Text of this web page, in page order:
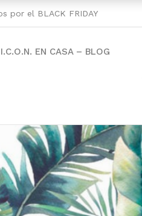
por el BLACK FRIDAY
I.C.O.N. EN CASA – BLOG